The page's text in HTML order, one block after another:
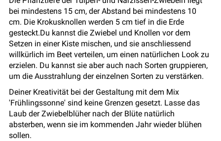
bei mindestens 15 cm, der Abstand bei mindestens 10
cm. Die Krokusknollen werden 5 cm tief in die Erde
gesteckt.Du kannst die Zwiebel und Knollen vor dem
Setzen in einer Kiste mischen, und sie anschliessend
willkürlich im Beet verteilen, um einen natürlichen Look zu
erzielen. Du kannst sie aber auch nach Sorten gruppieren,
um die Ausstrahlung der einzelnen Sorten zu verstärken.
Deiner Kreativität bei der Gestaltung mit dem Mix
'Frühlingssonne' sind keine Grenzen gesetzt. Lasse das
Laub der Zwiebelblüher nach der Blüte natürlich
absterben, wenn sie im kommenden Jahr wieder blühen
sollen.